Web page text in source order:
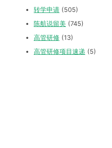
转学申请 (505)
陈航说留美 (745)
高管研修 (13)
高管研修项目速递 (5)